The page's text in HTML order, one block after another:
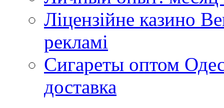
Ліцензійне казино
рекламі
Сигареты оптом
доставка